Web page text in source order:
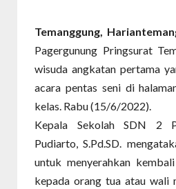
Temanggung,
Pagergunung Pringsurat
wisuda angkatan pertama
acara pentas seni di
kelas. Rabu (15/6/2022).
Kepala Sekolah SDN 2
Pudiarto, S.Pd.SD.
untuk menyerahkan
kepada orang tua atau wali